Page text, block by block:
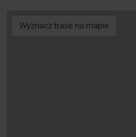
Wyznacz trase na mapie